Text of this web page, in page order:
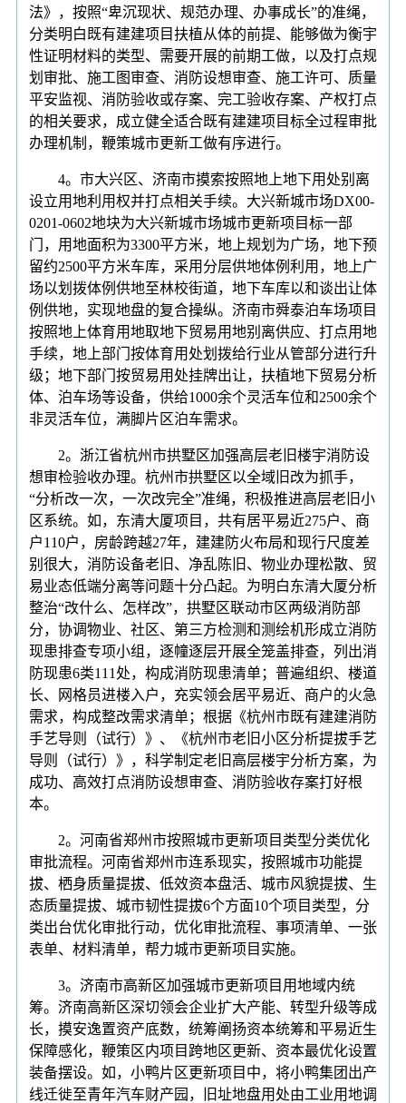
法》，按照“卑沉现状、规范办理、办事成长”的准绳，
分类明白既有建建项目扶植从体的前提、能够做为衡宇
性证明材料的类型、需要开展的前期工做，以及打点规
划审批、施工图审查、消防设想审查、施工许可、质量
平安监视、消防验收或存案、完工验收存案、产权打点
的相关要求，成立健全适合既有建建项目标全过程审批
办理机制，鞭策城市更新工做有序进行。
4。市大兴区、济南市摸索按照地上地下用处别离
设立用地利用权并打点相关手续。大兴新城市场DX00-
0201-0602地块为大兴新城市场城市更新项目标一部
门，用地面积为3300平方米，地上规划为广场，地下预
留约2500平方米车库，采用分层供地体例利用，地上广
场以划拨体例供地至林校街道，地下车库以和谈出让体
例供地，实现地盘的复合操纵。济南市舜泰泊车场项目
按照地上体育用地取地下贸易用地别离供应、打点用地
手续，地上部门按体育用处划拨给行业从管部分进行升
级；地下部门按贸易用处挂牌出让，扶植地下贸易分析
体、泊车场等设备，供给1000余个灵活车位和2500余个
非灵活车位，满脚片区泊车需求。
2。浙江省杭州市拱墅区加强高层老旧楼宇消防设
想审检验收办理。杭州市拱墅区以全域旧改为抓手，
“分析改一次，一次改完全”准绳，积极推进高层老旧小
区系统。如，东清大厦项目，共有居平易近275户、商
户110户，房龄跨越27年，建建防火布局和现行尺度差
别很大，消防设备老旧、净乱陈旧、物业办理松散、贸
易业态低端分离等问题十分凸起。为明白东清大厦分析
整治“改什么、怎样改”，拱墅区联动市区两级消防部
分，协调物业、社区、第三方检测和测绘机形成立消防
现患排查专项小组，逐幢逐层开展全笼盖排查，列出消
防现患6类111处，构成消防现患清单；普遍组织、楼道
长、网格员进楼入户，充实领会居平易近、商户的火急
需求，构成整改需求清单；根据《杭州市既有建建消防
手艺导则（试行）》、《杭州市老旧小区分析提拔手艺
导则（试行）》，科学制定老旧高层楼宇分析方案，为
成功、高效打点消防设想审查、消防验收存案打好根
本。
2。河南省郑州市按照城市更新项目类型分类优化
审批流程。河南省郑州市连系现实，按照城市功能提
拔、栖身质量提拔、低效资本盘活、城市风貌提拔、生
态质量提拔、城市韧性提拔6个方面10个项目类型，分
类出台优化审批行动，优化审批流程、事项清单、一张
表单、材料清单，帮力城市更新项目实施。
3。济南市高新区加强城市更新项目用地域内统
筹。济南高新区深切领会企业扩大产能、转型升级等成
长，摸安逸置资产底数，统筹阐扬资本统筹和平易近生
保障感化，鞭策区内项目跨地区更新、资本最优化设置
装备摆设。如，小鸭片区更新项目中，将小鸭集团出产
线迁徙至青年汽车财产园，旧址地盘用处由工业用地调